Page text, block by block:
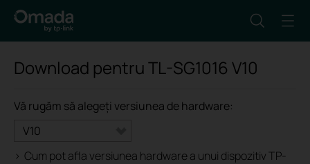
Download pentruTL-SG1016 V10
Vă rugăm să alegeți versiunea de hardware:
V10
> Cum pot afla versiunea hardware a unui dispozitiv TP-